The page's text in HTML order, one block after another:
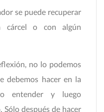
se puede recuperar
cárcel o con algún
no lo podemos
debemos hacer en la
entender y luego
después de hacer